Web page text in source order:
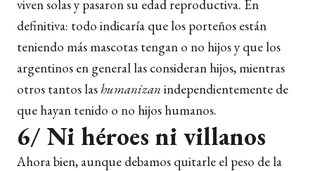
viven solas y pasaron su edad reproductiva. En
definitiva: todo indicaría que los porteños están
teniendo más mascotas tengan o no hijos y que los
argentinos en general las consideran hijos, mientras
otros tantos lashumanizan independientemente de
que hayan tenido o no hijos humanos.
6/ Ni héroes ni villanos
Ahora bien, aunque debamos quitarle el peso de la